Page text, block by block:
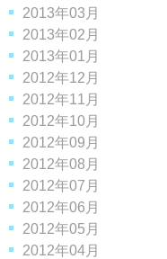
2013年03月
2013年02月
2013年01月
2012年12月
2012年11月
2012年10月
2012年09月
2012年08月
2012年07月
2012年06月
2012年05月
2012年04月